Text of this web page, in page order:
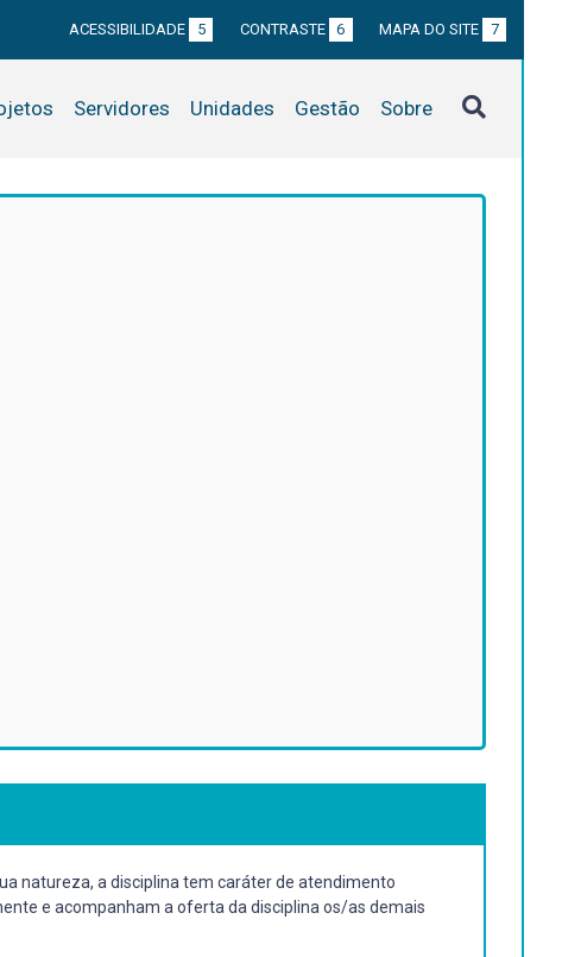
ACESSIBILIDADE 5 CONTRASTE 6 MAPA DO SITE 7
Servidores Unidades Gestão Sobre
natureza, a disciplina tem caráter de atendimento
e acompanham a oferta da disciplina os/as demais